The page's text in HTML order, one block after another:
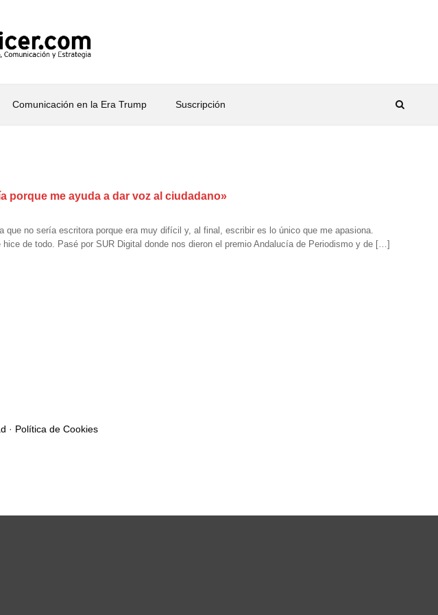
Comunicación en la Era Trump Suscripción
porque me ayuda a dar voz al ciudadano»
no sería escritora porque era muy difícil y, al final, escribir es lo único que me apasiona.
de todo. Pasé por SUR Digital donde nos dieron el premio Andalucía de Periodismo y de […]
· Política de Cookies